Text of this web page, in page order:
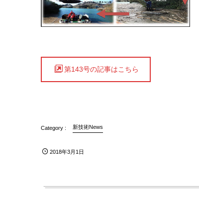
第143号の記事はこちら
新技術News
2018年3月1日